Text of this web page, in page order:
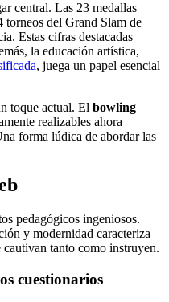
central. Las 23 medallas
del Grand Slam de
Estas cifras destacadas
la educación artística,
, juega un papel esencial
toque actual. El bowling
realizables ahora
forma lúdica de abordar las
pedagógicos ingeniosos.
y modernidad caracteriza
cautivan tanto como instruyen.
cuestionarios